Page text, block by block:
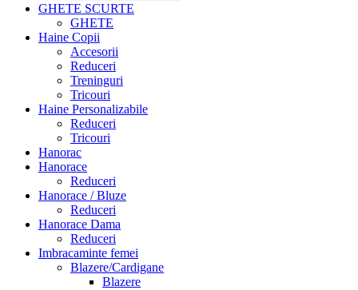
GHETE SCURTE
GHETE
Haine Copii
Accesorii
Reduceri
Treninguri
Tricouri
Haine Personalizabile
Reduceri
Tricouri
Hanorac
Hanorace
Reduceri
Hanorace / Bluze
Reduceri
Hanorace Dama
Reduceri
Imbracaminte femei
Blazere/Cardigane
Blazere